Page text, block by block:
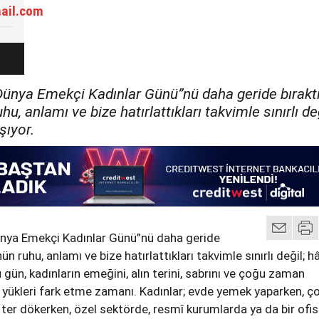
Emekçi Kadınlar Günü”nü daha geride
anlamı ve bize hatırlattıkları takvimle sınırlı
Emekçi Kadınlar Günü”nü daha geride
ruhu, anlamı ve bize hatırlattıkları takvimle sınırlı değil;
kadınların emeğini, alın terini, sabrını ve çoğu zaman
yükleri fark etme zamanı. Kadınlar; evde yemek yaparken,
dökerken, özel sektörde, resmî kurumlarda ya da bir